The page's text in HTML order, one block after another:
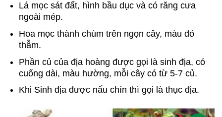
Lá mọc sát đất, hình bầu dục và có răng cưa
ngoài mép.
Hoa mọc thành chùm trên ngọn cây, màu đỏ
thẫm.
Phần củ của địa hoàng được gọi là sinh địa, có
cuống dài, màu hường, mỗi cây có từ 5-7 củ.
Khi Sinh địa được nấu chín thì gọi là thục địa.